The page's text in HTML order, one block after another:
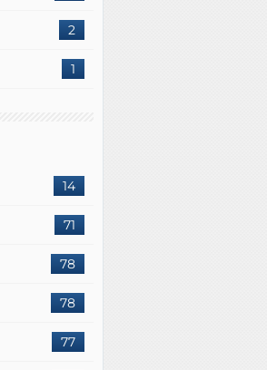
2
1
14
71
78
78
77